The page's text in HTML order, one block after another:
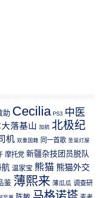
助 Cecilia PS3 中医
落基山 加航 北极纪
机 双重国籍 同一首歌 圣诞灯屋
摩托党 新疆杂技团员脱队
航 温家宝 熊猫 熊猫外交
鉴 薄熙来 薄瓜瓜 调查研